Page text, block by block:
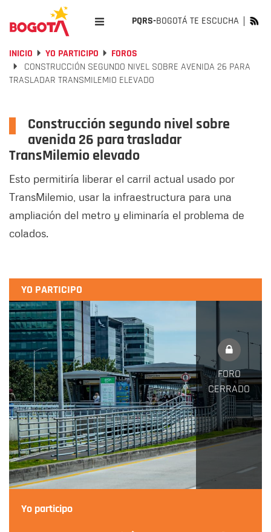
PQRS-BOGOTÁ TE ESCUCHA
INICIO YO PARTICIPO
FOROS
CONSTRUCCIÓN SEGUNDO NIVEL SOBRE AVENIDA 26 PARA
TRASLADAR TRANSMILEMIO ELEVADO
Construcción segundo nivel sobre
avenida 26 para trasladar
TransMilemio elevado
Esto permitiría liberar el carril actual usado por
TransMilemio, usar la infraestructura para una
ampliación del metro y eliminaría el problema de
colados.
YO PARTICIPO
FORO
CERRADO
Yo participo